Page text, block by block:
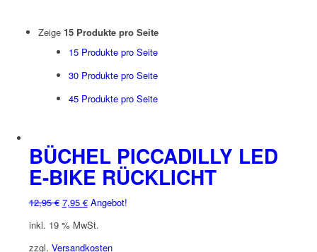
Zeige 15 Produkte pro Seite
15 Produkte pro Seite
30 Produkte pro Seite
45 Produkte pro Seite
BÜCHEL PICCADILLY LED
E-BIKE RÜCKLICHT
12,95€ Ursprünglicher
war:
12,95 €
7,95 €Aktueller
ist:
7,95 €.
Angebot!
inkl. 19 % MwSt.
zzgl. Versandkosten